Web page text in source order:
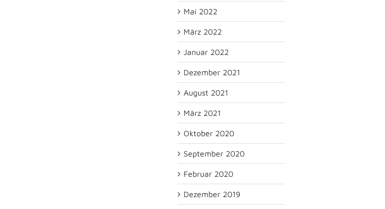
Mai 2022
März 2022
Januar 2022
Dezember 2021
August 2021
März 2021
Oktober 2020
September 2020
Februar 2020
Dezember 2019